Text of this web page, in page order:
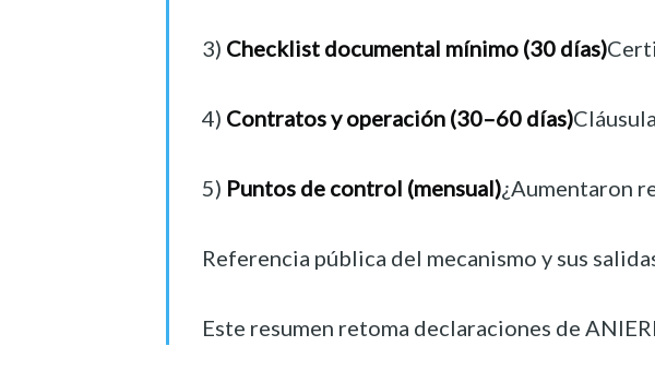
3) Checklist documental mínimo (30 días)
4) Contratos y operación (30–60 días)
5) Puntos de control (mensual)¿Aumentaron
Referencia pública del mecanismo y sus
Este resumen retoma declaraciones de